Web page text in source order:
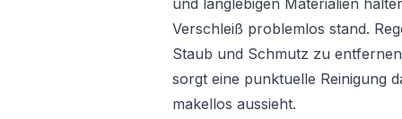
und langlebigen Materialien
Verschleiß problemlos stand.
Staub und Schmutz zu
sorgt eine punktuelle Reinigung
makellos aussieht.